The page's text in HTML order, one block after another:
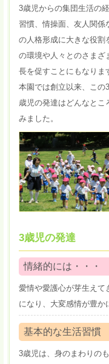
3歳児からの集団生活の
習慣、情操面、友人関係
の人格形成に大きな役割
の環境や人々とのさまざ
長を促すことにもなりま
本園では創立以来、この
歳児の発達はどんなとこ
みました。
3歳児の発達
情緒的には・・・
愛情や愛護心が芽生えて
になり、大変感情が豊か
基本的な生活習慣
3歳児は、身のまわりの